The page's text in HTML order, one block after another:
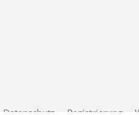
Datenschutz Registrierung